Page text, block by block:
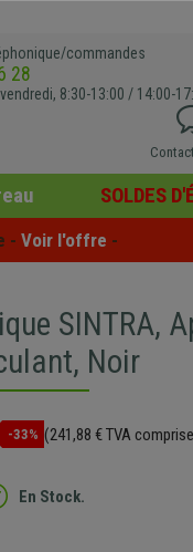
commandes
28
8:30-13:00 / 14:00-
SOLDES
- Voir l'offre -
SINTRA,
Noir
-33% (241,88 € TVA
En Stock.